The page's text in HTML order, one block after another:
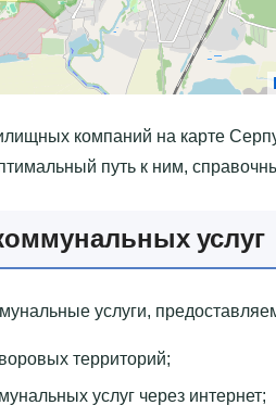
компаний на карте
путь к ним,
услуг
услуги,
территорий;
услуг через интернет;